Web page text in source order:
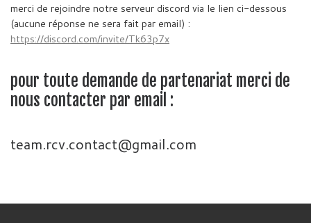
merci de rejoindre notre serveur discord via le lien ci-dessous
(aucune réponse ne sera fait par email) :
https://discord.com/invite/Tk63p7x
pour toute demande de partenariat merci de
nous contacter par email :
team.rcv.contact@gmail.com